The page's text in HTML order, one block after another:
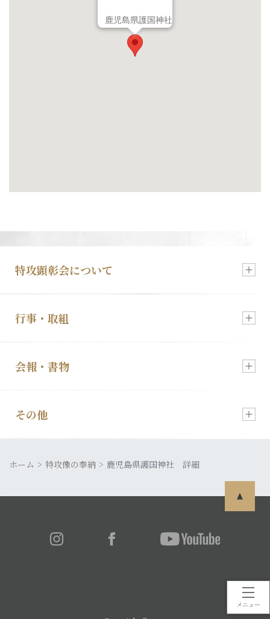
メニュー
鹿児島県護国神社
特攻顕彰会について
新着情報
顕彰会について
入会・各種お申込
行事・取組
慰霊祭のご案内
特攻像の奉納
会報・書物
会報「特攻」
発行書籍
その他
皆さまの声
ホーム 特攻像の奉納 鹿児島県護国神社 詳細